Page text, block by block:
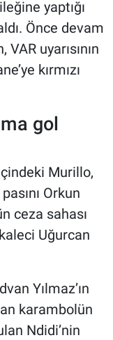
yaptığı
Önce devam
uyarısının
kırmızı
gol
Murillo,
Orkun
ceza sahası
Uğurcan
Yılmaz’ın
karambolün
Ndidi’nin